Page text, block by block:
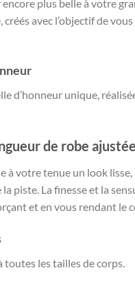
plus belle à votre
avec l’objectif de
d’honneur unique,
de robe ajustée
à votre tenue un look
piste. La finesse et la
et en vous rendant le
toutes les tailles de corps.